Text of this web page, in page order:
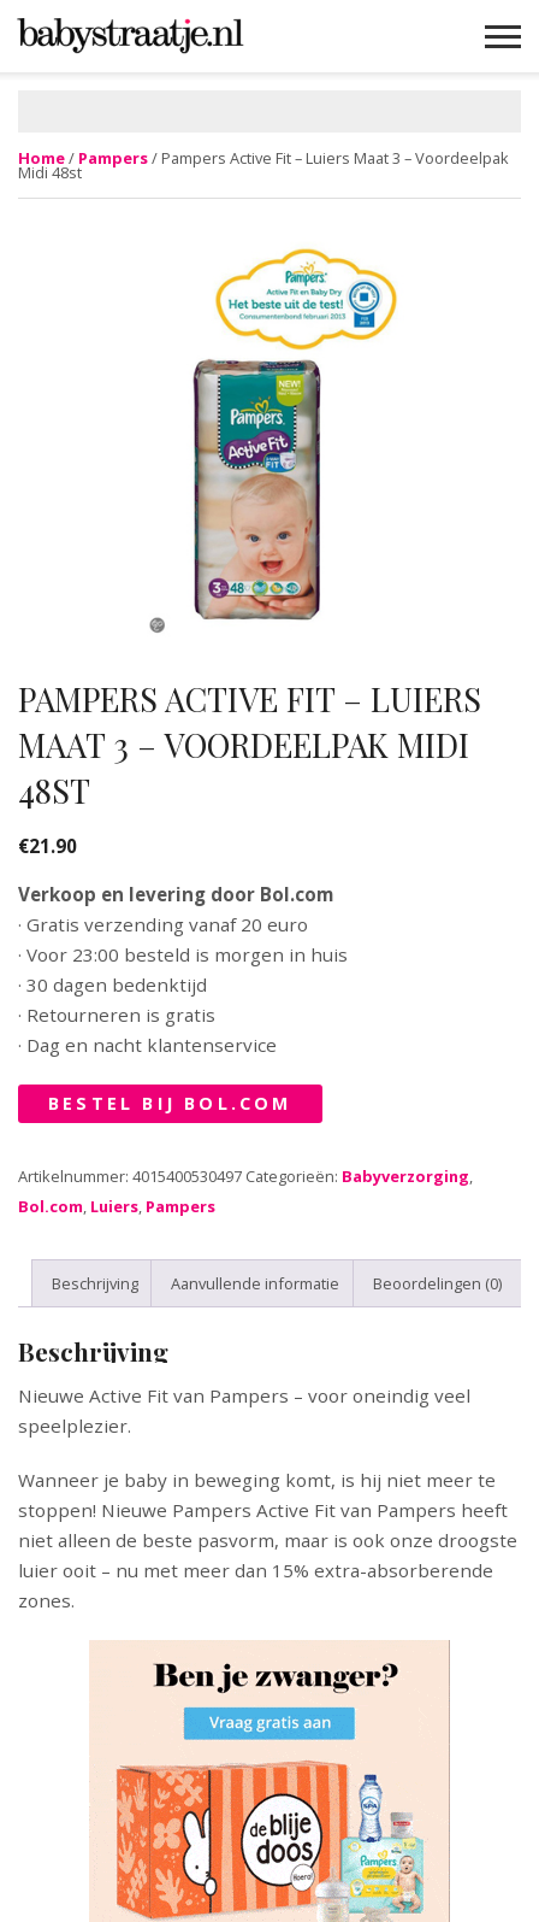
Home/ Pampers/ Pampers Active Fit – Luiers Maat 3 – Voordeelpak
Midi 48st
PAMPERS ACTIVE FIT – LUIERS
MAAT 3 – VOORDEELPAK MIDI
48ST
€21.90
Verkoop en levering door Bol.com
· Gratis verzending vanaf 20 euro
· Voor 23:00 besteld is morgen in huis
· 30 dagen bedenktijd
· Retourneren is gratis
· Dag en nacht klantenservice
BESTEL BIJ BOL.COM
Artikelnummer: 4015400530497 Categorieën: Babyverzorging,
Bol.com, Luiers, Pampers
Beschrijving Aanvullende informatie Beoordelingen (0)
Beschrijving
Nieuwe Active Fit van Pampers – voor oneindig veel
speelplezier.
Wanneer je baby in beweging komt, is hij niet meer te
stoppen! Nieuwe Pampers Active Fit van Pampers heeft
niet alleen de beste pasvorm, maar is ook onze droogste
luier ooit – nu met meer dan 15% extra-absorberende
zones.